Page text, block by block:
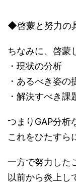
◆啓蒙と努力の
ちなみに、啓蒙
・現状の分析
・あるべき姿の
・解決すべき課
つまりGAP分析
これをひたすら
一方で努力した
以前から炎上し